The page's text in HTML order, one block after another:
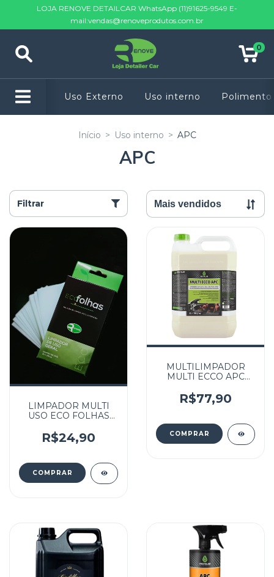
LOJA RENOVE DETAILCAR WhatsApp (11)91625-9549 E-
mail:vendas@renoveprodutos.com.br
0
Uso Externo Uso interno Polimento
Início > Uso interno > APC
APC
Filtrar
LIMPADOR MULTI
USO ECO FOLHAS
UNIDADES
R$24,90
MULTILIMPADOR
MULTI ECCO APC
R$77,90